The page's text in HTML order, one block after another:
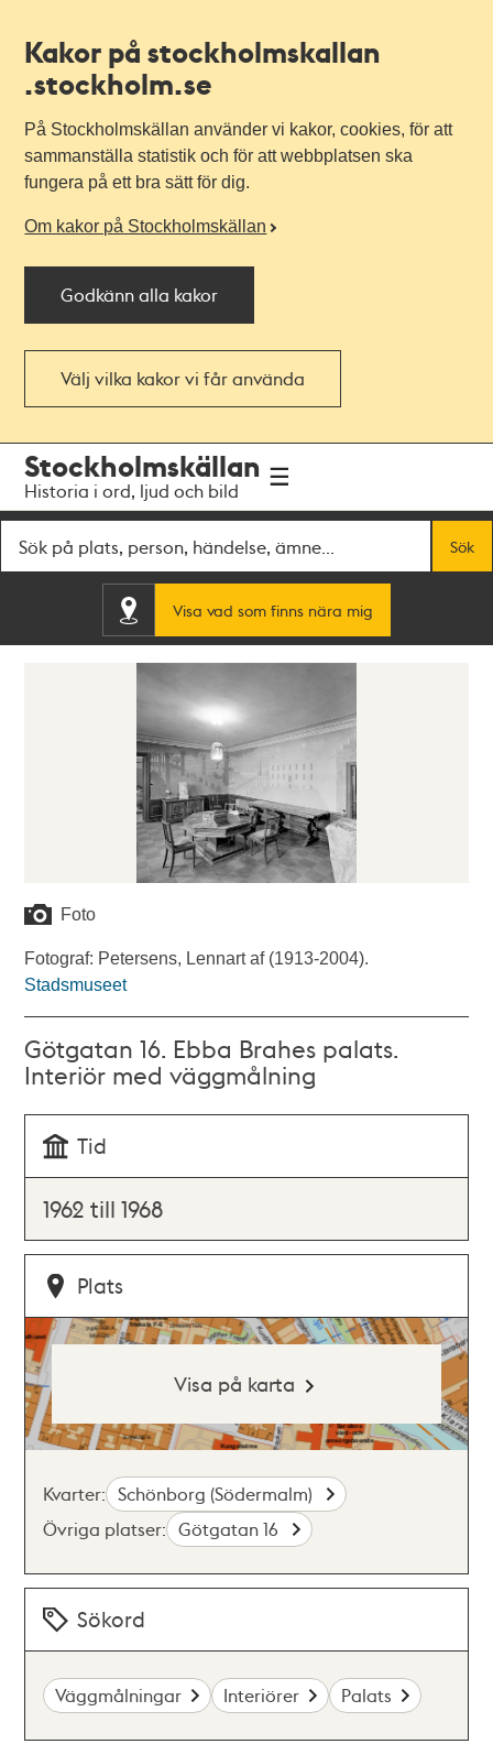
Kakor på stockholmskallan
.stockholm.se
På Stockholmskällan använder vi kakor, cookies, för att
sammanställa statistik och för att webbplatsen ska
fungera på ett bra sätt för dig.
Om kakor på Stockholmskällan
Godkänn alla kakor
Välj vilka kakor vi får använda
navigationen
huvudinnehållet
Stockholmskällan
Historia i ord, ljud och bild
Sök
Visa vad som finns nära mig
Foto
Fotograf: Petersens, Lennart af (1913-2004).
Stadsmuseet
Götgatan 16. Ebba Brahes palats.
Interiör med väggmålning
Tid
1962 till 1968
Plats
Visa på karta
Kvarter: Schönborg (Södermalm)
Övriga platser: Götgatan 16
Sökord
Väggmålningar Interiörer Palats